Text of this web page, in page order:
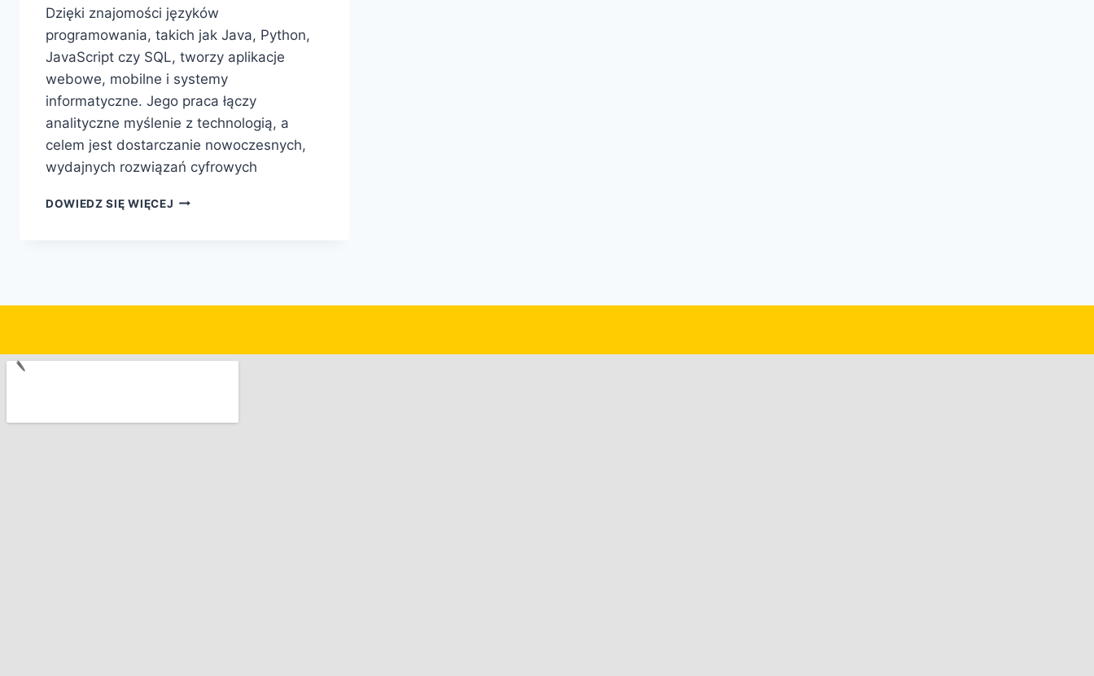
Dzięki znajomości języków
programowania, takich jak Java, Python,
JavaScript czy SQL, tworzy aplikacje
webowe, mobilne i systemy
informatyczne. Jego praca łączy
analityczne myślenie z technologią, a
celem jest dostarczanie nowoczesnych,
wydajnych rozwiązań cyfrowych
DOWIEDZ SIĘ WIĘCEJ